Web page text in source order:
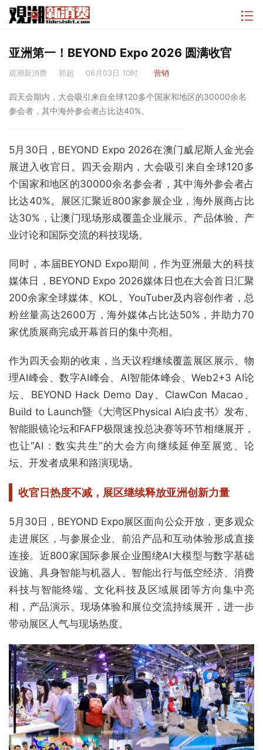
亚洲第一！BEYOND Expo 2026 圆满收官
观潮新消费 郭超 06月03日 10时 营销
四天会期内，大会吸引来自全球120多个国家和地区的30000余名
参会者，其中海外参会者占比达40%。
5月30日，BEYOND Expo 2026在澳门威尼斯人金光会
展进入收官日。四天会期内，大会吸引来自全球120多
个国家和地区的30000余名参会者，其中海外参会者占
比达40%。展区汇聚近800家参展企业，海外展商占比
达30%，让澳门现场形成覆盖企业展示、产品体验、产
业讨论和国际交流的科技现场。
同时，本届BEYOND Expo期间，作为亚洲最大的科技
媒体日，BEYOND Expo 2026媒体日也在大会首日汇聚
200余家全球媒体、KOL、YouTuber及内容创作者，总
粉丝量高达2600万，海外媒体占比达50%，并助力70
家优质展商完成开幕首日的集中亮相。
作为四天会期的收束，当天议程继续覆盖展区展示、物
理AI峰会、数字AI峰会、AI智能体峰会、Web2+3 AI论
坛、BEYOND Hack Demo Day、ClawCon Macao、
Build to Launch暨《大湾区Physical AI白皮书》发布、
智能眼镜论坛和FAFP极限速投总决赛等环节相继展开，
也让“AI：数实共生”的大会方向继续延伸至展览、论
坛、开发者成果和路演现场。
收官日热度不减， 展区继续释放亚洲创新力量
5月30日，BEYOND Expo展区面向公众开放，更多观众
走进展区，与参展企业、前沿产品和互动体验形成直接
连接。近800家国际参展企业围绕AI大模型与数字基础
设施、具身智能与机器人、智能出行与低空经济、消费
科技与智能终端、文化科技及区域展团等方向集中亮
相，产品演示、现场体验和展位交流持续展开，进一步
带动展区人气与现场热度。